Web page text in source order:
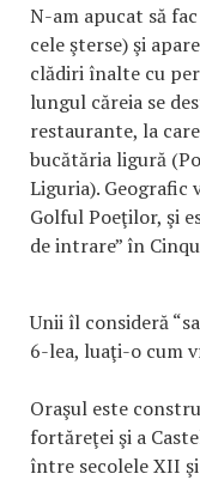
N-am apucat să
cele şterse) şi
clădiri înalte cu
lungul căreia se
restaurante, la
bucătăria ligură
Liguria). Geografic
Golful Poeţilor, şi
de intrare” în
Unii îl consideră
6-lea, luaţi-o cum
Oraşul este
fortăreţei şi a
între secolele XII